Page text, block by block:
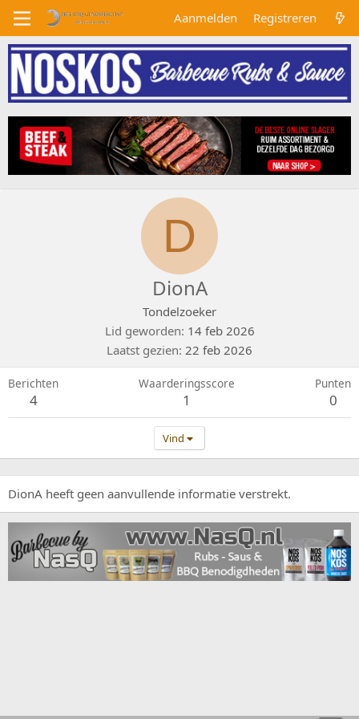
Aanmelden Registreren
D
DionA
Tondelzoeker
Lid geworden 14 feb 2026
Laatst gezien 22 feb 2026
Berichten
4
Waarderingsscore
1
Punten
0
Vind
DionA heeft geen aanvullende informatie verstrekt.